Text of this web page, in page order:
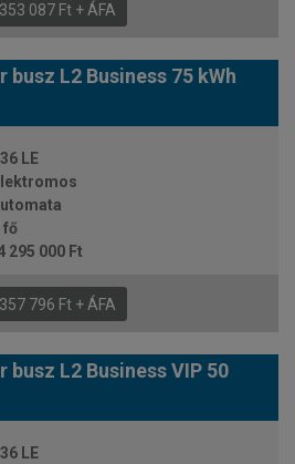
353 087 Ft + ÁFA
busz L2 Business 75 kWh
LE
fő
295 000 Ft
357 796 Ft + ÁFA
busz L2 Business VIP 50
LE